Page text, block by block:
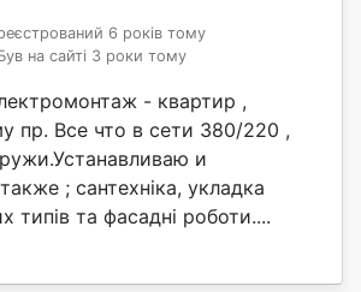
6 років тому
на сайті 3 роки тому
- квартир ,
пр. Все что в сети 380/220 ,
и
; сантехніка, укладка
типів та фасадні роботи....